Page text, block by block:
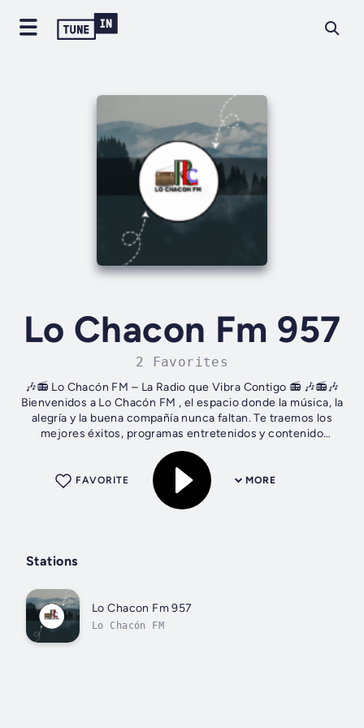
Lo Chacon Fm 957
2 Favorites
🎶📻 Lo Chacón FM – La Radio que Vibra Contigo 📻 🎶📻🎶
Bienvenidos a Lo Chacón FM , el espacio donde la música, la
alegría y la buena compañía nunca faltan. Te traemos los
mejores éxitos, programas entretenidos y contenido
especial para acompañarte...
MORE
FAVORITE
Stations
Lo Chacon Fm 957
Lo Chacón FM